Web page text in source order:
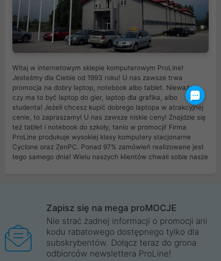
Witaj w internetowym sklepie komputerowym ProLine!
Jesteśmy dla Ciebie od 1993 roku! U nas zawsze trwa
promocja na dobry laptop, notebook albo tablet. Nieważne
czy ma to być laptop do gier, laptop dla grafika, albo
studenta! Jeżeli chcesz kupić dobrego laptopa w atrakcyjnej
cenie, to zapraszamy! U nas zawsze niskie ceny! Znajdzie się
też tablet i notebook do szkoły, tanio w promocji! Firma
ProLine produkuje wysokiej klasy komputery stacjonarne
Cyclone oraz ZenPC. Ponad 97% zamówień realizowane jest
tego samego dnia! Wielu naszych klientów chwali sobie nasze
Wrocław, Poznań, Legnica, Katowice, Gliwice, Kalisz, Bytom,
Trzebnica, Opole. Szybka i profesjonalna obsługa!
ProLine to polska firma ze 100% polskim kapitałem. Działamy
legalnie i płacimy podatki w naszym kraju! Posiadamy siedzibę
główną w Mirkowie oraz salony na terenie kraju. Cała
Zapisz się na mega proMOCJE
Nie strać żadnej informacji o promocji ani
kodu rabatowego dostępnego tylko dla
subskrybentów. Dołącz teraz do grona
odbiorców newslettera ProLine!